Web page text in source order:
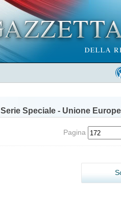
Serie Speciale - Unione
Pagina